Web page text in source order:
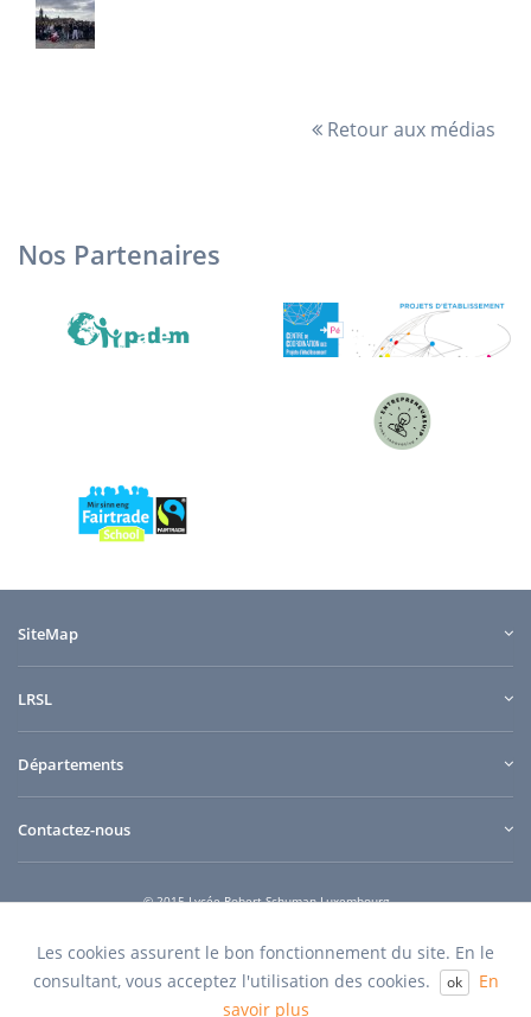
Retour aux médias
Nos Partenaires
SiteMap
LRSL
Départements
Contactez-nous
© 2015 Lycée Robert Schuman Luxembourg
Conception et design e-connect powered byQuilium
Les cookies assurent le bon fonctionnement du site. En le
consultant, vous acceptez l'utilisation des cookies.
ok
En
savoir plus